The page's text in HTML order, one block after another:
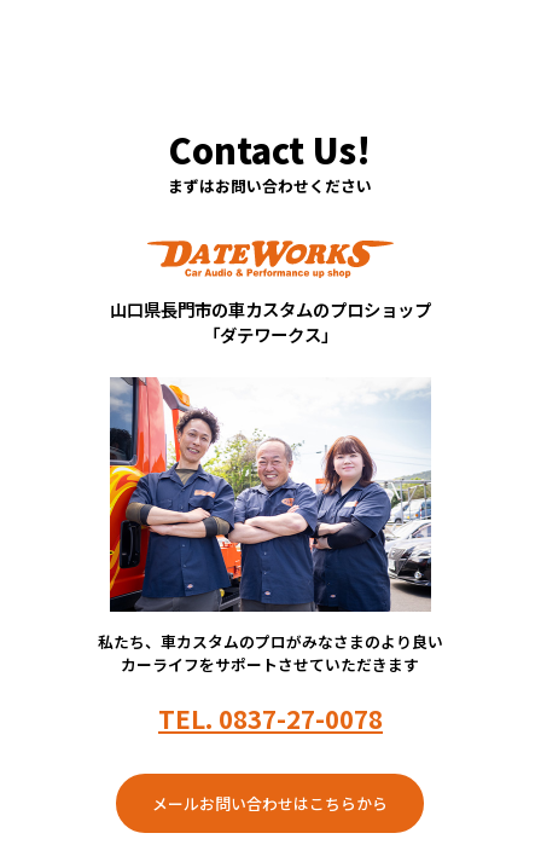
まずはお問い合わせください
山口県長門市の車カスタムのプロショップ
「ダテワークス」
私たち、車カスタムのプロがみなさまのより良い
カーライフをサポートさせていただきます
TEL. 0837-27-0078
メールお問い合わせはこちらから